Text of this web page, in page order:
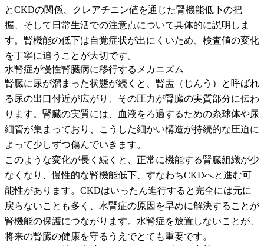
とCKDの関係、クレアチニン値を通じた腎機能低下の把
握、そして日常生活での注意点について具体的に説明しま
す。腎機能の低下は自覚症状が出にくいため、検査値の変化
を丁寧に追うことが大切です。
水腎症が慢性腎臓病に移行するメカニズム
腎臓に尿が溜まった状態が続くと、腎盂（じんう）と呼ばれ
る尿の出口付近が広がり、その圧力が腎臓の実質部分に伝わ
ります。腎臓の実質には、血液をろ過するための糸球体や尿
細管が集まっており、こうした細かい構造が持続的な圧迫に
よって少しずつ傷んでいきます。
このような変化が長く続くと、正常に機能する腎臓組織が少
なくなり、慢性的な腎機能低下、すなわちCKDへと進む可
能性があります。CKDはいったん進行すると完全には元に
戻らないことも多く、水腎症の原因を早めに解決することが
腎機能の保護につながります。水腎症を放置しないことが、
将来の腎臓の健康を守るうえでとても重要です。